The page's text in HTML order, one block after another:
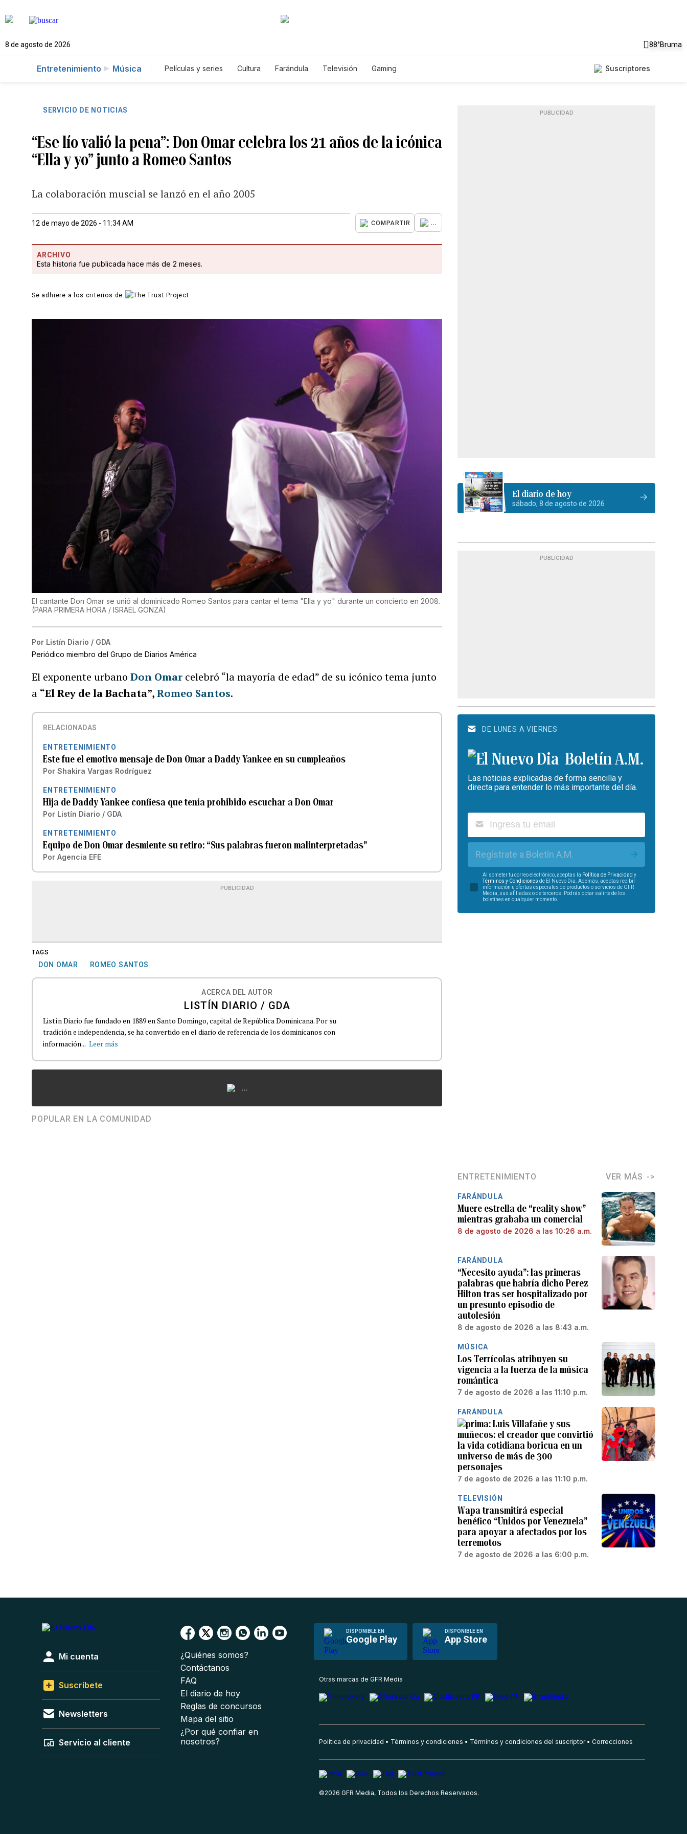
8 de agosto de 2026 88°Bruma
Entretenimiento Música Películas y series Cultura Farándula Televisión Gaming Suscriptores
SERVICIO DE NOTICIAS
“Ese lío valió la pena”: Don Omar celebra los 21 años de la icónica
“Ella y yo” junto a Romeo Santos
La colaboración muscial se lanzó en el año 2005
12 de mayo de 2026 - 11:34 AM COMPARTIR ...
ARCHIVO
Esta historia fue publicada hace más de 2 meses.
Se adhiere a los criterios de
El cantante Don Omar se unió al dominicado Romeo Santos para cantar el tema "Ella y yo" durante un concierto en 2008.
(PARA PRIMERA HORA / ISRAEL GONZA)
Por Listín Diario / GDA
Periódico miembro del Grupo de Diarios América
El exponente urbanoDon Omar celebró “la mayoría de edad” de su icónico tema junto
a “El Rey de la Bachata”,Romeo Santos.
RELACIONADAS
ENTRETENIMIENTO
Este fue el emotivo mensaje de Don Omar a Daddy Yankee en su cumpleaños
Por Shakira Vargas Rodríguez
ENTRETENIMIENTO
Hija de Daddy Yankee confiesa que tenía prohibido escuchar a Don Omar
Por Listín Diario / GDA
ENTRETENIMIENTO
Equipo de Don Omar desmiente su retiro: “Sus palabras fueron malinterpretadas”
Por Agencia EFE
PUBLICIDAD
TAGS
DON OMAR ROMEO SANTOS
ACERCA DEL AUTOR
LISTÍN DIARIO / GDA
Listín Diario fue fundado en 1889 en Santo Domingo, capital de República Dominicana. Por su
tradición e independencia, se ha convertido en el diario de referencia de los dominicanos con
información... Leer más
...
POPULAR EN LA COMUNIDAD
PUBLICIDAD
El diario de hoy
sábado, 8 de agosto de 2026
PUBLICIDAD
DE LUNES A VIERNES
Boletín A.M.
Las noticias explicadas de forma sencilla y
directa para entender lo más importante del día.
Regístrate a Boletín A.M.
Al someter tu correo electrónico, aceptas la Política de Privacidad y
Términos y Condiciones de El Nuevo Día. Además, aceptas recibir
información u ofertas especiales de productos o servicios de GFR
Media, sus afiliadas o de terceros. Podrás optar salirte de los
boletines en cualquier momento.
ENTRETENIMIENTO VER MÁS
FARÁNDULA
Muere estrella de “reality show”
mientras grababa un comercial
8 de agosto de 2026 a las 10:26 a.m.
FARÁNDULA
“Necesito ayuda”: las primeras
palabras que habría dicho Perez
Hilton tras ser hospitalizado por
un presunto episodio de
autolesión
8 de agosto de 2026 a las 8:43 a.m.
MÚSICA
Los Terrícolas atribuyen su
vigencia a la fuerza de la música
romántica
7 de agosto de 2026 a las 11:10 p.m.
FARÁNDULA
Luis Villafañe y sus
muñecos: el creador que convirtió
la vida cotidiana boricua en un
universo de más de 300
personajes
7 de agosto de 2026 a las 11:10 p.m.
TELEVISIÓN
Wapa transmitirá especial
benéfico “Unidos por Venezuela”
para apoyar a afectados por los
terremotos
7 de agosto de 2026 a las 6:00 p.m.
DISPONIBLE EN
Google Play
DISPONIBLE EN
App Store
Mi cuenta
Suscríbete
Newsletters
Servicio al cliente
¿Quiénes somos?
Contáctanos
FAQ
El diario de hoy
Reglas de concursos
Mapa del sitio
¿Por qué confiar en
nosotros?
Otras marcas de GFR Media
Política de privacidad Términos y condiciones Términos y condiciones del suscriptor Correcciones
©2026 GFR Media, Todos los Derechos Reservados.